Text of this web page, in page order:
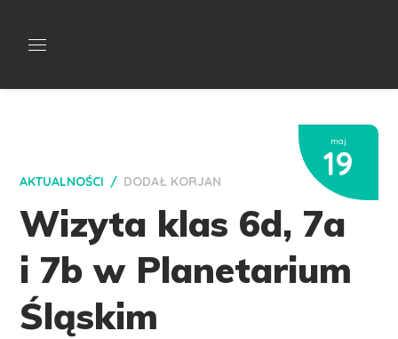
maj
19
AKTUALNOŚCI DODAŁ KORJAN
Wizyta klas 6d, 7a
i 7b w Planetarium
Śląskim